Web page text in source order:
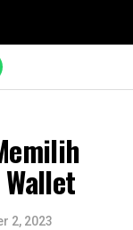
2, 2023